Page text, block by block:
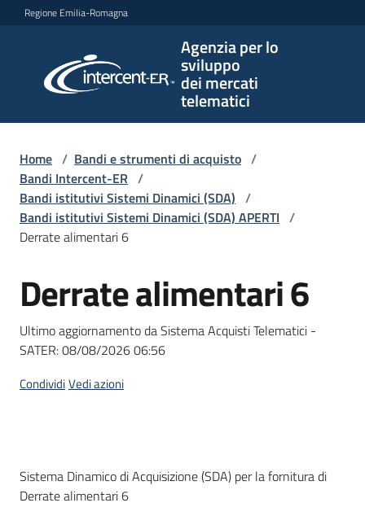
Vai al contenuto
Vai alla navigazione
Vai al footer
Regione Emilia-Romagna
Agenzia per lo
sviluppo
dei mercati
telematici
per lo
sviluppo
telematici
L'Agenzia
Bandi
strumenti
di
acquisto
Piattaforme
Home / Bandi e strumenti di acquisto /
Bandi Intercent-ER /
Bandi istitutivi Sistemi Dinamici (SDA) /
Bandi istitutivi Sistemi Dinamici (SDA) APERTI /
Derrate alimentari 6
Salta al contenuto
Derrate alimentari 6
Ultimo aggiornamento da Sistema Acquisti Telematici -
SATER:08/08/2026 06:56
CondividiVedi azioni
Dati del bando
Sistema Dinamico di Acquisizione (SDA) per la fornitura di
Derrate alimentari 6